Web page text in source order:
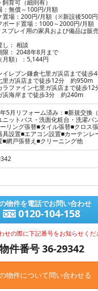
育可（細則有）
：無償～100円/月額
置場：200円/月額（※新設後500円
ボード置場：1000～2000円/月額
プレイ用の家具および備品は販
し： 相談
限： 2048年8月まで
月額）：5,144円
イレブン鎌倉七里ガ浜店まで徒
里ガ浜店まで徒歩12分 約950m
ラファイン七里ガ浜店まで徒歩
浜海岸まで徒歩3分 約240m
5月リフォーム済み：■新規交換
ニットバス・洗面化粧台・洗濯パ
リング張替■タイル張替■クロス
具設置■エアコン設置■カーテンレ
■網戸張替え■クリーニング他
物件を電話でお問い合わせ
0120-104-158
せの際に下記番号をお知らせくだ
件番号 36-29342
物件について問い合わせる